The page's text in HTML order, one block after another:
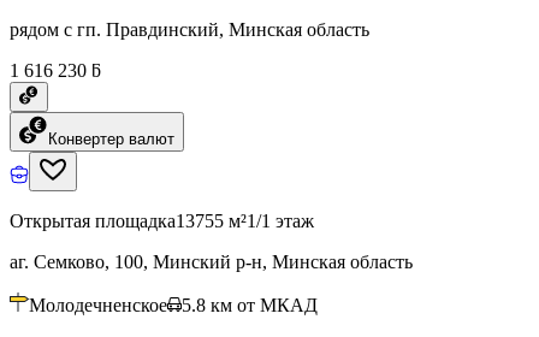
рядом с гп. Правдинский, Минская область
1 616 230 ƃ
Конвертер валют
Открытая площадка13755 м²1/1 этаж
аг. Семково, 100, Минский р-н, Минская область
Молодечненское 5.8 км от МКАД